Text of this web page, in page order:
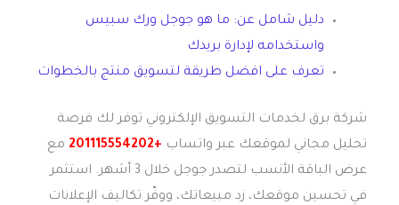
دليل شامل عن: ما هو جوجل ورك سبيس
واستخدامه لإدارة بريدك
تعرف على افضل طريقة لتسويق منتج بالخطوات
شركة برق لخدمات التسويق الإلكتروني توفر لك فرصة
تحليل مجاني لموقعك عبر واتساب +201115554202
مع
عرض الباقة الأنسب لتصدر جوجل خلال 3 أشهر. استثمر
في تحسين موقعك، زد مبيعاتك، ووفّر تكاليف الإعلانات